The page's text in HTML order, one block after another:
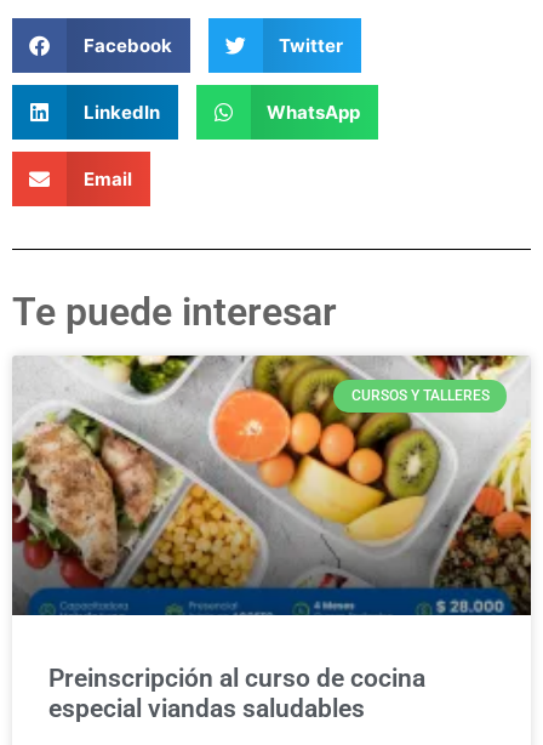
Facebook Twitter
LinkedIn WhatsApp
Email
Te puede interesar
CURSOS Y TALLERES
Preinscripción al curso de cocina
especial viandas saludables